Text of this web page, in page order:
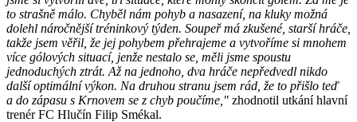
to strašně málo. Chyběl nám pohyb a nasazení, na kluky možná
dolehl náročnější tréninkový týden. Soupeř má zkušené, starší hráče,
takže jsem věřil, že jej pohybem přehrajeme a vytvoříme si mnohem
více gólových situací, jenže nestalo se, měli jsme spoustu
jednoduchých ztrát. Až na jednoho, dva hráče nepředvedl nikdo
další optimální výkon. Na druhou stranu jsem rád, že to přišlo teď
a do zápasu s Krnovem se z chyb poučíme," zhodnotil utkání hlavní
trenér FC Hlučín Filip Smékal.